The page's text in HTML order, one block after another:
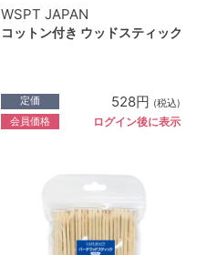
WSPT JAPAN
コットン付き ウッドスティック
定価 528円 (税込)
会員価格 ログイン後に表示